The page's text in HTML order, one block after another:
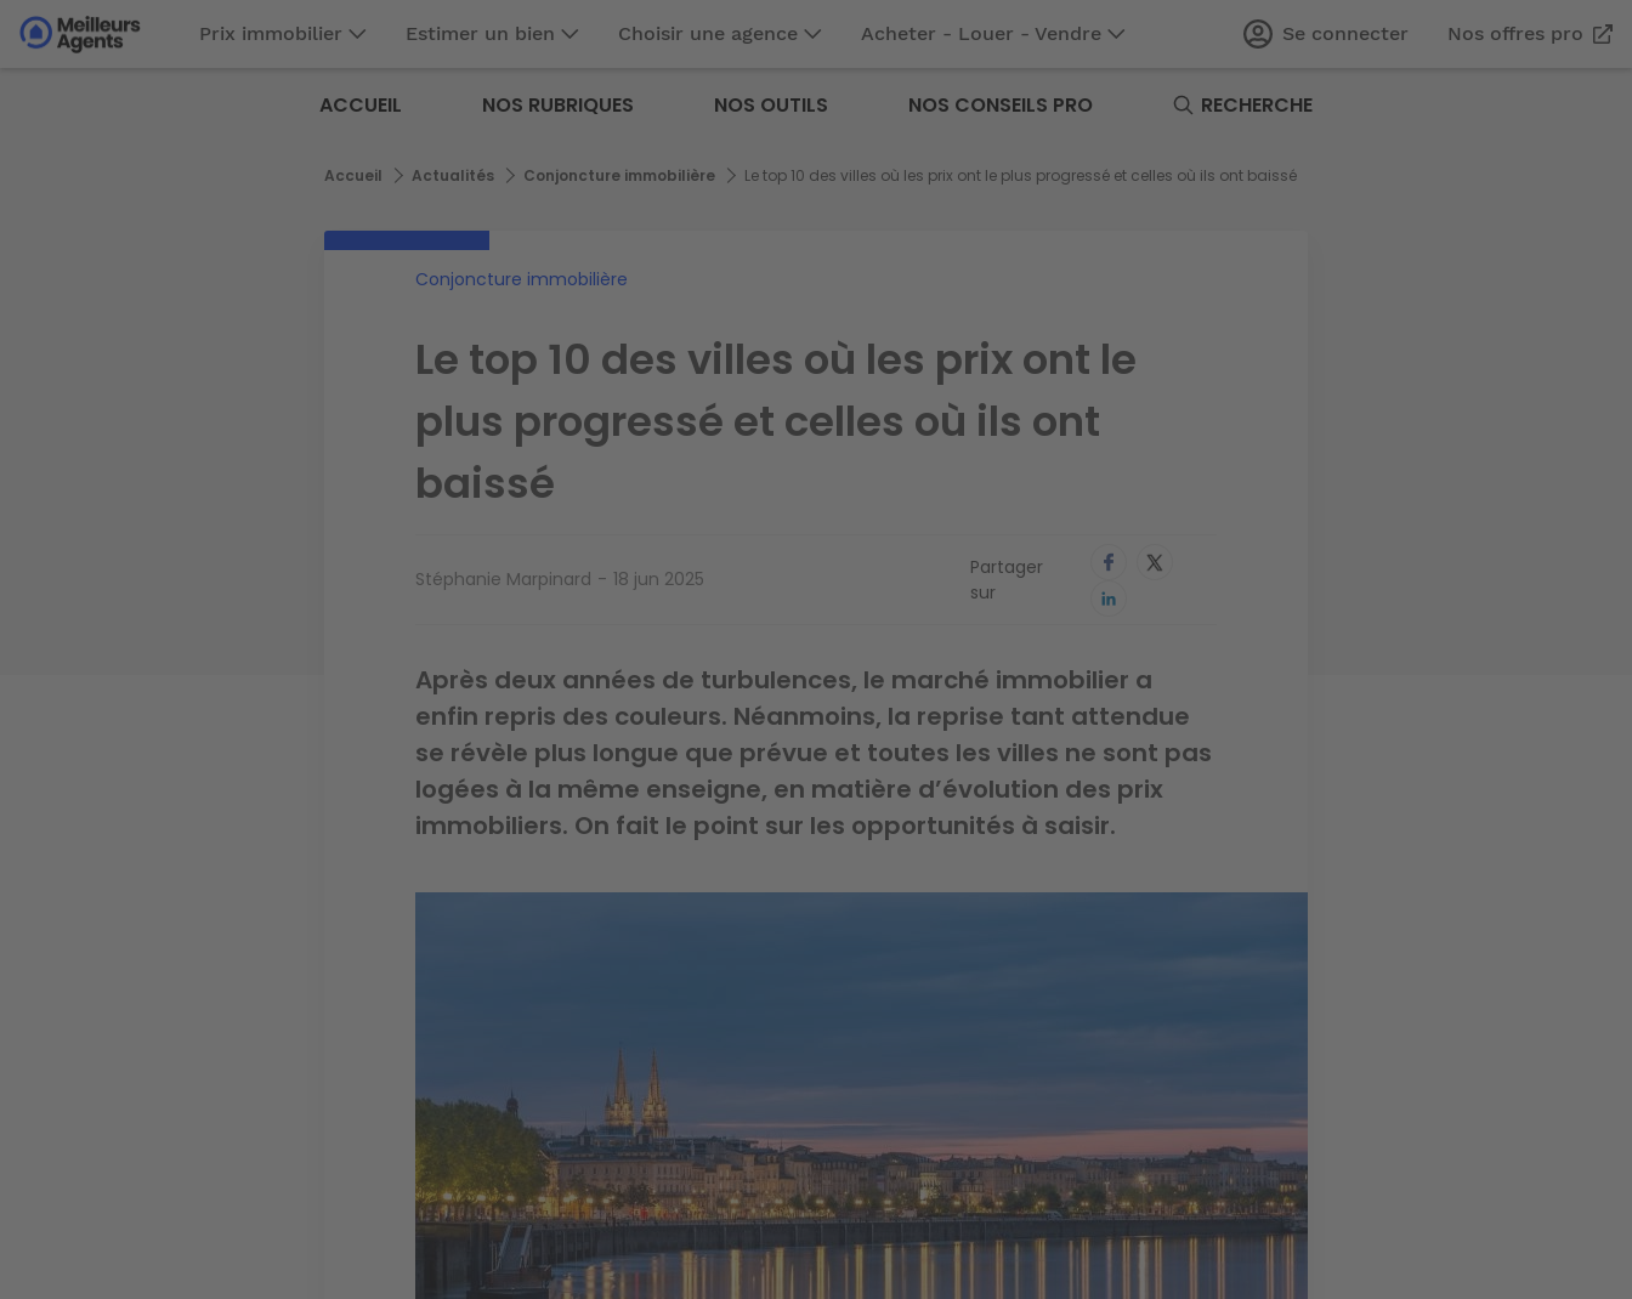
Aller
auAller au
Prix immobilier Estimer un bien Choisir une agence Acheter - Louer - Vendre Se connecter Nos offres pro
ACCUEIL NOS RUBRIQUES NOS OUTILS NOS CONSEILS PRO RECHERCHE
Fil
Accueil Actualités Conjoncture immobilière Le top 10 des villes où les prix ont le plus progressé et celles où ils ont baissé
Conjoncture immobilière
Le top 10 des villes où les prix ont le
plus progressé et celles où ils ont
baissé
Stéphanie Marpinard 18 jun 2025
Partager
sur
Après deux années de turbulences, le marché immobilier a
enfin repris des couleurs. Néanmoins, la reprise tant attendue
se révèle plus longue que prévue et toutes les villes ne sont pas
logées à la même enseigne, en matière d’évolution des prix
immobiliers. On fait le point sur les opportunités à saisir.